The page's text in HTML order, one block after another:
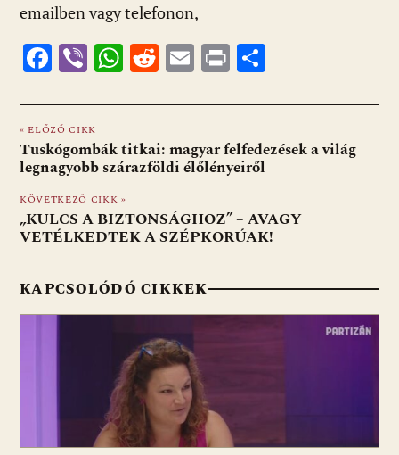
emailben vagy telefonon,
F
e
b
o
o
k
Vi
er
W
at
s
A
p
p
R
d
di
t
E
ai
l
Pr
t za
m
« ELŐZŐ CIKK
Tuskógombák titkai: magyar felfedezések a világ
legnagyobb szárazföldi élőlényeiről
KÖVETKEZŐ CIKK »
„KULCS A BIZTONSÁGHOZ” – AVAGY
VETÉLKEDTEK A SZÉPKORÚAK!
KAPCSOLÓDÓ CIKKEK